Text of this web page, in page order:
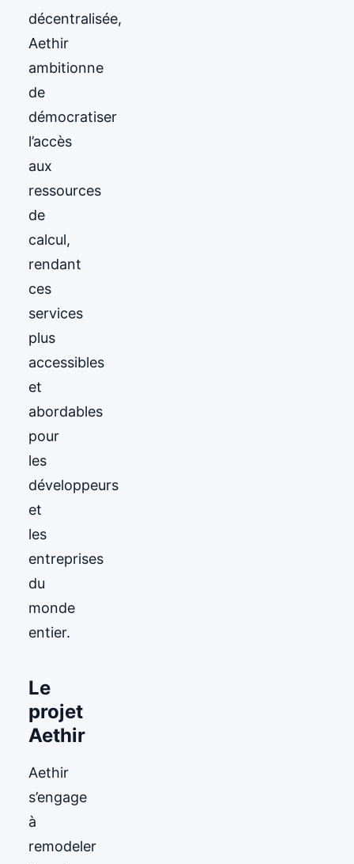
décentralisée,
Aethir
ambitionne
de
démocratiser
l’accès
aux
ressources
de
calcul,
rendant
ces
services
plus
accessibles
et
abordables
pour
les
développeurs
et
les
entreprises
du
monde
entier.
Le
projet
Aethir
Aethir
s’engage
à
remodeler